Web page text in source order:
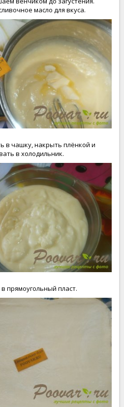
масло для вкуса.
в чашку, накрыть плёнкой и
в холодильник.
прямоугольный пласт.